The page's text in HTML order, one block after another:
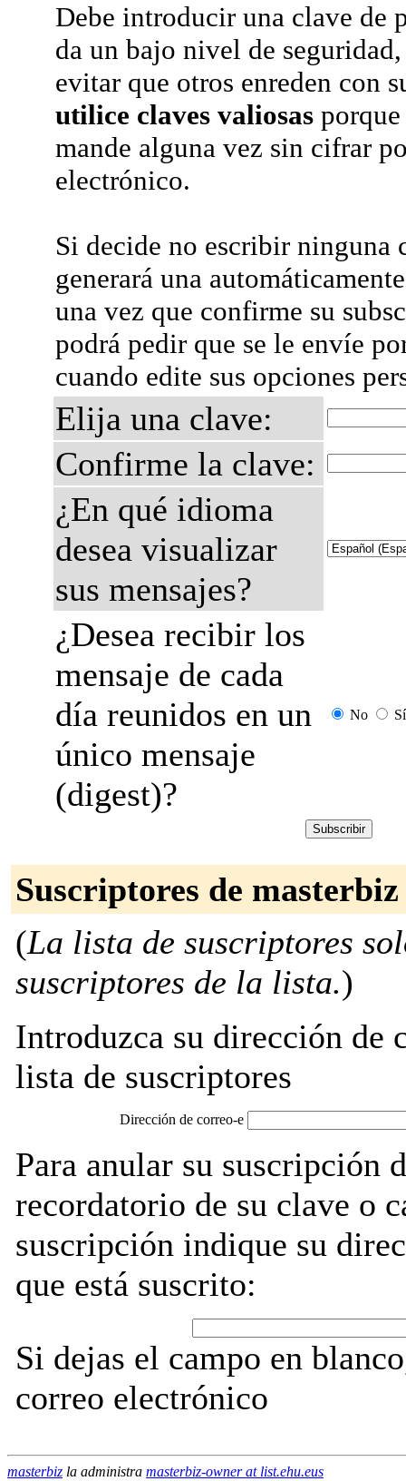
Debe introducir una clave de
da un bajo nivel de
evitar que otros enreden con
utilice claves valiosas
mande alguna vez sin cifrar
electrónico.
Si decide no escribir ninguna
generará una
una vez que confirme su
podrá pedir que se le envíe
cuando edite sus opciones
Elija una clave:
Confirme la clave:
¿En qué idioma
desea visualizar
sus mensajes?
¿Desea recibir los
mensaje de cada
día reunidos en un
único mensaje
(digest)?
No Sí
Suscriptores de masterbiz
(La lista de suscriptores
suscriptores de la lista.)
Introduzca su dirección de
lista de suscriptores
Dirección de correo-e
Para anular su suscripción
recordatorio de su clave o
suscripción indique su
que está suscrito:
Si dejas el campo en
correo electrónico
masterbiz la administra masterbiz-owner at list.ehu.eus